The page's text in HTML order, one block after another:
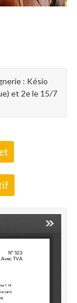
: Késio
et 2e le 15/7